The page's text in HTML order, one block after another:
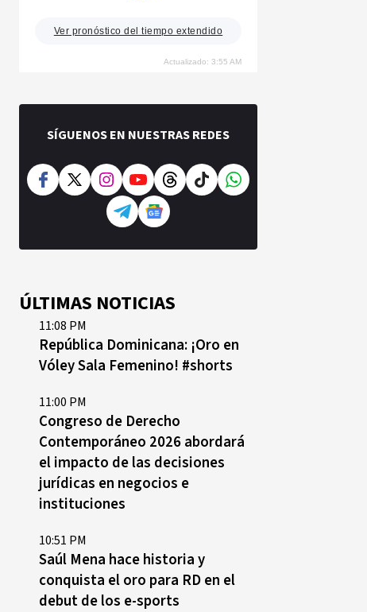
Ver pronóstico del tiempo extendido
Actualizado: 3:55 AM
SÍGUENOS EN NUESTRAS REDES
ÚLTIMAS NOTICIAS
11:08 PM
República Dominicana: ¡Oro en
Vóley Sala Femenino! #shorts
11:00 PM
Congreso de Derecho
Contemporáneo 2026 abordará
el impacto de las decisiones
jurídicas en negocios e
instituciones
10:51 PM
Saúl Mena hace historia y
conquista el oro para RD en el
debut de los e-sports